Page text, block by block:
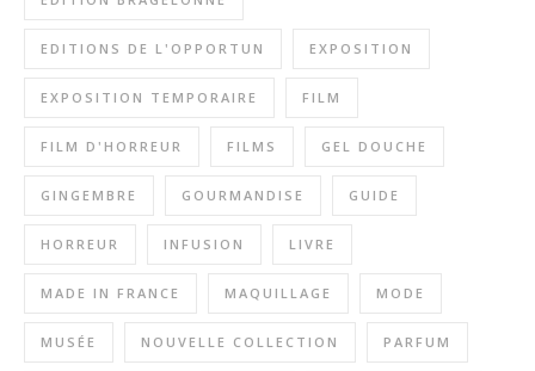
EDITIONS DE L'OPPORTUN EXPOSITION
EXPOSITION TEMPORAIRE FILM
FILM D'HORREUR FILMS GEL DOUCHE
GINGEMBRE GOURMANDISE GUIDE
HORREUR INFUSION LIVRE
MADE IN FRANCE MAQUILLAGE MODE
MUSÉE NOUVELLE COLLECTION PARFUM